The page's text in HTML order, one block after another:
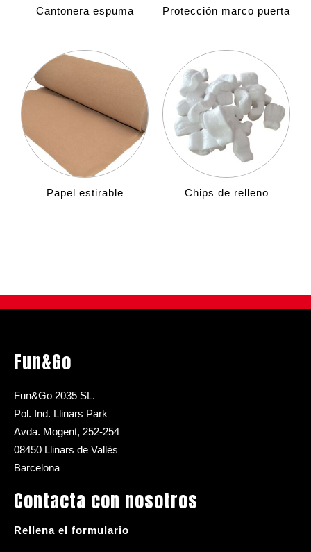
Cantonera espuma Protección marco puerta
Papel estirable Chips de relleno
Fun&Go
Fun&Go 2035 SL.
Pol. Ind. Llinars Park
Avda. Mogent, 252-254
08450 Llinars de Vallès
Barcelona
Contacta con nosotros
Rellena el formulario